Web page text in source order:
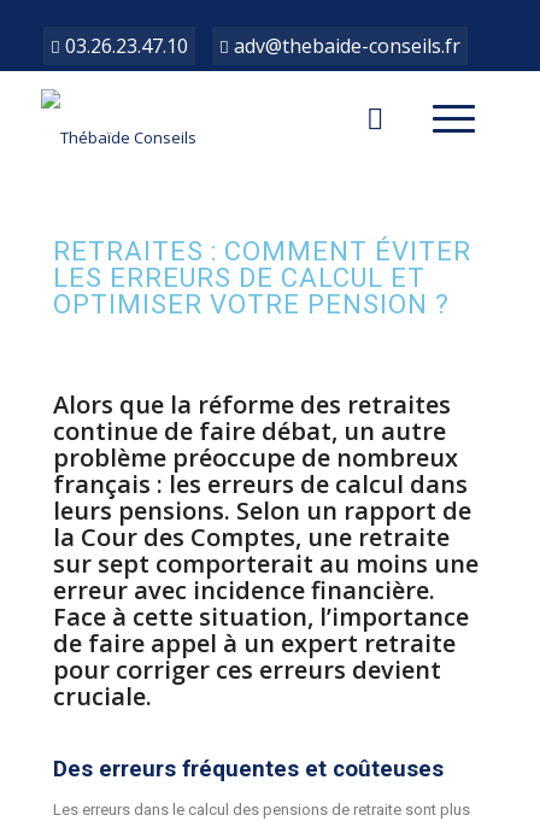
03.26.23.47.10 adv@thebaide-conseils.fr
RETRAITES : COMMENT ÉVITER
LES ERREURS DE CALCUL ET
OPTIMISER VOTRE PENSION ?
Alors que la réforme des retraites
continue de faire débat, un autre
problème préoccupe de nombreux
français : les erreurs de calcul dans
leurs pensions. Selon un rapport de
la Cour des Comptes, une retraite
sur sept comporterait au moins une
erreur avec incidence financière.
Face à cette situation, l’importance
de faire appel à un expert retraite
pour corriger ces erreurs devient
cruciale.
Des erreurs fréquentes et coûteuses
Les erreurs dans le calcul des pensions de retraite sont plus